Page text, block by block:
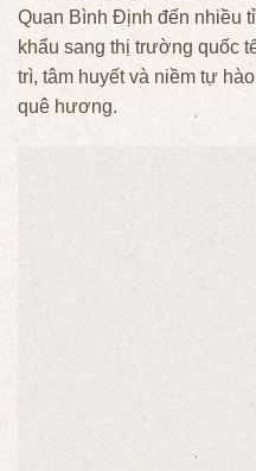
Quan Bình Định đến nhiều
khẩu sang thị trường quốc
trì, tâm huyết và niềm tự
quê hương.